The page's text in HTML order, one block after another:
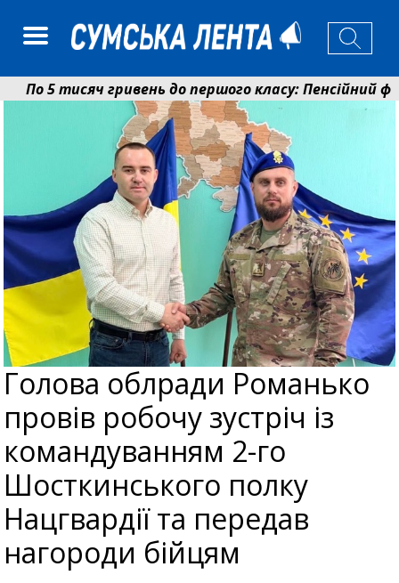
5 тисяч гривень до першого класу: Пенсійний
у Сумах погодили 115 компенсацій на
Голова облради Романько
провів робочу зустріч із
командуванням 2-го
Шосткинського полку
Нацгвардії та передав
нагороди бійцям